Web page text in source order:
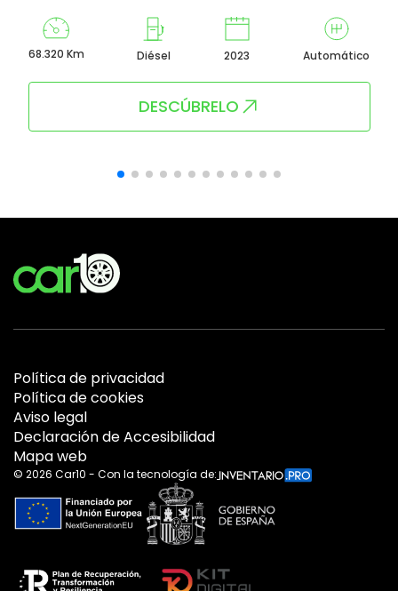
68.320 Km Diésel 2023 Automático
DESCÚBRELO
Política de privacidad
Política de cookies
Aviso legal
Declaración de Accesibilidad
Mapa web
© 2026 Car10 - Con la tecnología de: